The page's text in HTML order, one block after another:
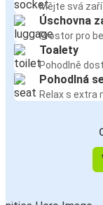
Mějte svá
Úschovna
Prostor pro
Toalety
Pohodlně
Pohodlná
Relax s extra